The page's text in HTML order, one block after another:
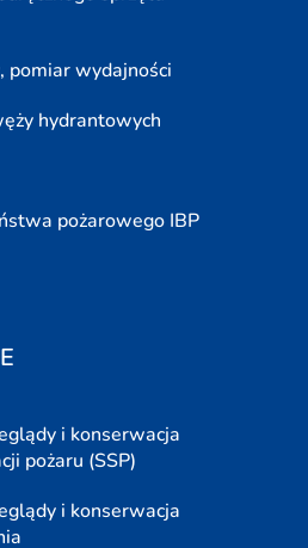
pomiar wydajności
hydrantowych
pożarowego IBP
i konserwacja
pożaru (SSP)
i konserwacja